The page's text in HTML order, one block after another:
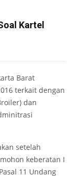
Kartel
Barat
terkait dengan
dan
setelah
keberatan I
11 Undang